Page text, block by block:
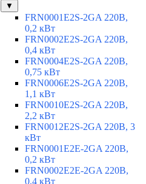
▼
FRN0001E2S-2GA 220В,
0,2 кВт
FRN0002E2S-2GA 220В,
0,4 кВт
FRN0004E2S-2GA 220В,
0,75 кВт
FRN0006E2S-2GA 220В,
1,1 кВт
FRN0010E2S-2GA 220В,
2,2 кВт
FRN0012E2S-2GA 220В, 3
кВт
FRN0001E2E-2GA 220В,
0,2 кВт
FRN0002E2E-2GA 220В,
0,4 кВт